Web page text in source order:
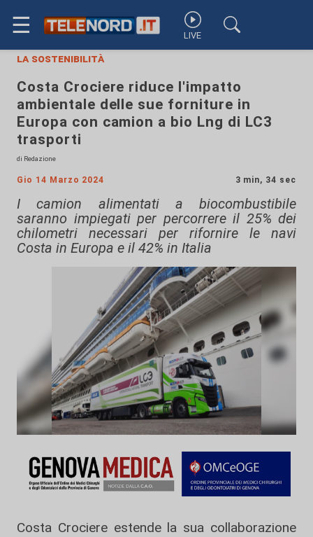
☰ LIVE
la sostenibilità
Costa Crociere riduce l'impatto
ambientale delle sue forniture in
Europa con camion a bio Lng di LC3
trasporti
di Redazione
Gio 14 Marzo 2024 3 min, 34 sec
I camion alimentati a biocombustibile
saranno impiegati per percorrere il 25% dei
chilometri necessari per rifornire le navi
Costa in Europa e il 42% in Italia
Costa Crociere estende la sua collaborazione